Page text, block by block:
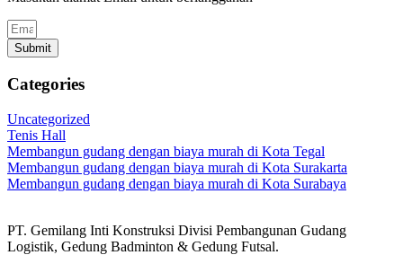
Submit
Categories
Uncategorized
Tenis Hall
Membangun gudang dengan biaya murah di Kota Tegal
Membangun gudang dengan biaya murah di Kota Surakarta
Membangun gudang dengan biaya murah di Kota Surabaya
PT. Gemilang Inti Konstruksi Divisi Pembangunan Gudang
Logistik, Gedung Badminton & Gedung Futsal.